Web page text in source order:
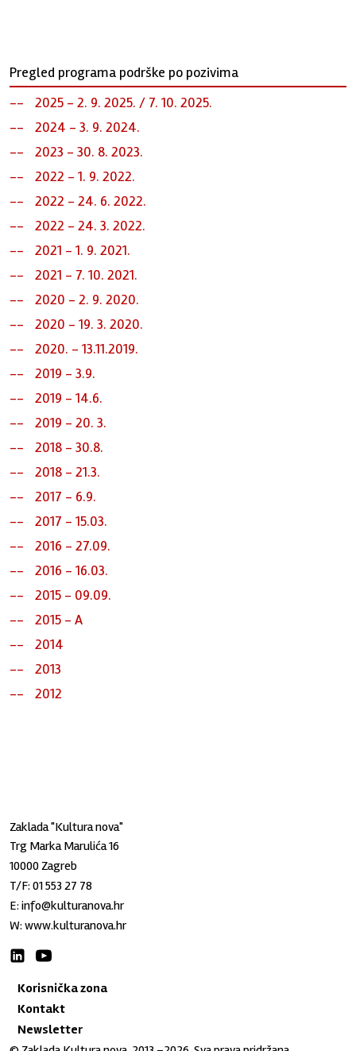
Pregled programa podrške po pozivima
2025 - 2. 9. 2025. / 7. 10. 2025.
2024 - 3. 9. 2024.
2023 - 30. 8. 2023.
2022 - 1. 9. 2022.
2022 - 24. 6. 2022.
2022 - 24. 3. 2022.
2021 - 1. 9. 2021.
2021 - 7. 10. 2021.
2020 - 2. 9. 2020.
2020 - 19. 3. 2020.
2020. - 13.11.2019.
2019 - 3.9.
2019 - 14.6.
2019 - 20. 3.
2018 - 30.8.
2018 - 21.3.
2017 - 6.9.
2017 - 15.03.
2016 - 27.09.
2016 - 16.03.
2015 - 09.09.
2015 - A
2014
2013
2012
Zaklada "Kultura nova"
Trg Marka Marulića 16
10000 Zagreb
T/F:01 553 27 78
E:info@kulturanova.hr
W:www.kulturanova.hr
Korisnička zona
Kontakt
Newsletter